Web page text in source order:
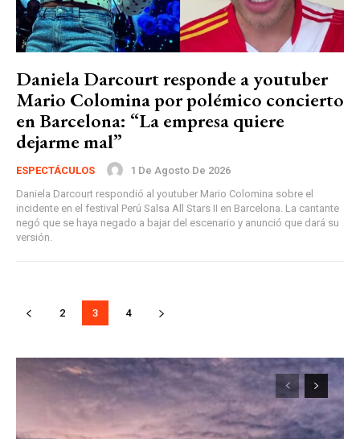
Daniela Darcourt responde a youtuber
Mario Colomina por polémico concierto
en Barcelona: “La empresa quiere
dejarme mal”
ESPECTÁCULOS
1 De Agosto De 2026
Daniela Darcourt respondió al youtuber Mario Colomina sobre el
incidente en el festival Perú Salsa All Stars II en Barcelona. La cantante
negó que se haya negado a bajar del escenario y anunció que dará su
versión.
2 3 4